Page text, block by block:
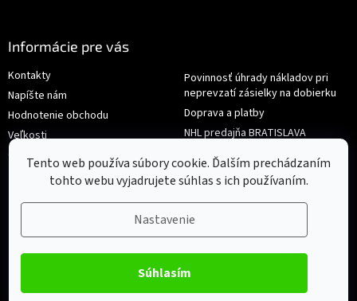
Tento web používa súbory cookie. Ďalším prechádzaním
tohto webu vyjadrujete súhlas s ich používaním.
Nastavenie
Súhlasím
Informácie pre vás
Kontakty
Napíšte nám
Hodnotenie obchodu
Veľkosti
Obchodné podmienky
Povinnosť úhrady nákladov pri
neprevzatí zásielky na dobierku
Doprava a platby
NHL predajňa BRATISLAVA
Reklamace/Výměna